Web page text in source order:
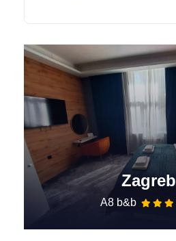
Zagreb
A8 b&b